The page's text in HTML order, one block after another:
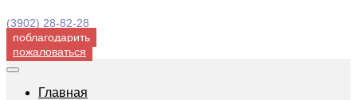
(3902) 28-82-28
поблагодарить
пожаловаться
Главная